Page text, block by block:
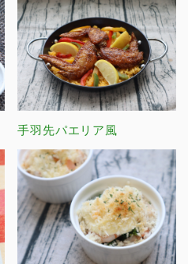
手羽先パエリア風